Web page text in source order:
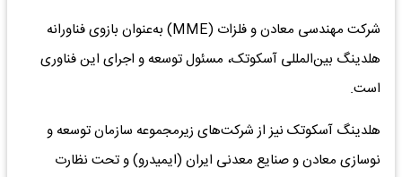
شرکت مهندسی معادن و فلزات (MME) به‌عنوان بازوی فناورانه
هلدینگ بین‌المللی آسکوتک، مسئول توسعه و اجرای این فناوری
است.
هلدینگ آسکوتک نیز از شرکت‌های زیرمجموعه سازمان توسعه و
نوسازی معادن و صنایع معدنی ایران (ایمیدرو) و تحت نظارت